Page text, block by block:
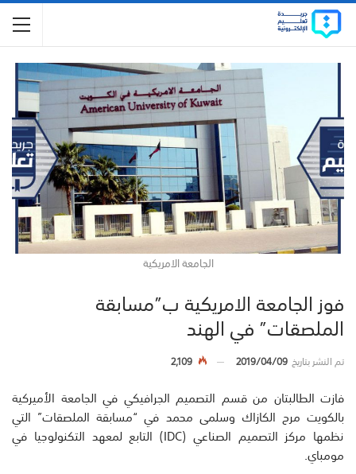
الجامعة الامريكية
فوز الجامعة الامريكية ب”مسابقة
الملصقات” في الهند
تم النشر بتاريخ2019/04/09
2,109
فازت الطالبتان من قسم التصميم الجرافيكي في الجامعة الأميركية
بالكويت مرح الكازاك وسلمى محمد في “مسابقة الملصقات” التي
نظمها مركز التصميم الصناعي (IDC) التابع لمعهد التكنولوجيا في
مومباي.